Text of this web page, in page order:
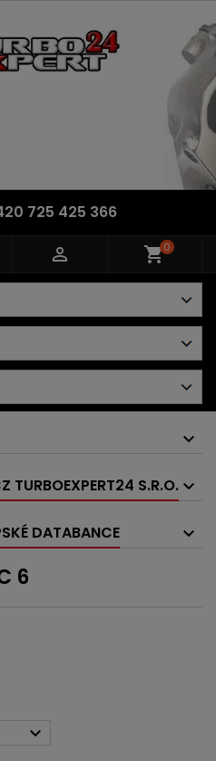
725 425 366
 shopping_cart0
TURBOEXPERT24 S.R.O.
DATABANCE
6
